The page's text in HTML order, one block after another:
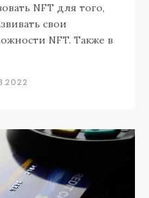
NFT для того,
свои
NFT. Также в